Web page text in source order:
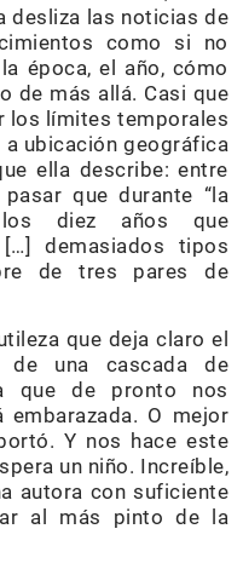
desliza las noticias de
como si no
época, el año, cómo
de más allá. Casi que
los límites temporales
a ubicación geográfica
ella describe: entre
que durante “la
diez años que
demasiados tipos
de tres pares de
que deja claro el
una cascada de
que de pronto nos
O mejor
Y nos hace este
un niño. Increíble,
autora con suficiente
al más pinto de la